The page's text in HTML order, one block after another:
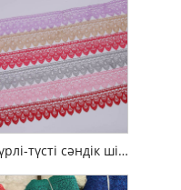
Түрлі-түсті сәндік шілтер